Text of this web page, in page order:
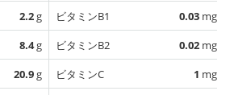
2.2g
8.4g
20.9g
ビタミンB1
0.03 mg
ビタミンB2
0.02 mg
ビタミンC
1 mg